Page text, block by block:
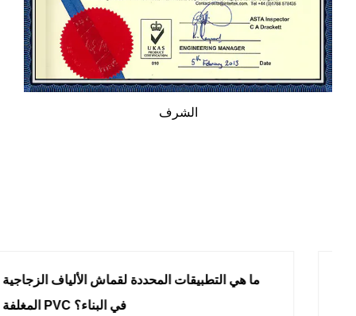
الشرف
ما
ما هي المزايا الرئيسية لقماش الألياف الزجاجية